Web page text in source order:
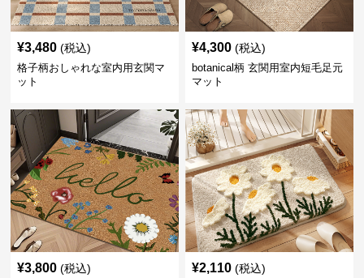
¥3,480 (税込)
格子柄おしゃれな室内用玄関マ
ット
¥4,300 (税込)
botanical柄 玄関用室内短毛足元
マット
¥3,800 (税込) ¥2,110 (税込)